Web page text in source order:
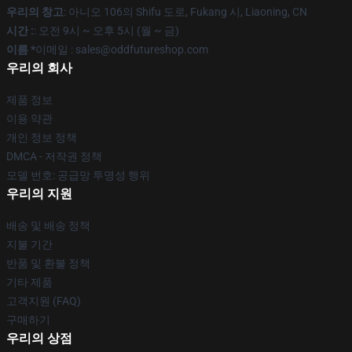
우리의 창고: 아니오 106의 Shifu 도로, Fukang 시, Liaoning, CN
시간 :: 오전 9시 ~ 오후 5시 (월 ~ 금)
이름 *이메일 : sales@oddfutureshop.com
우리의 회사
제품 정보
이용 약관
개인 정보 정책
DMCA - 저작권 정책
모델 번호: 공급망 투명성 행위
우리의 지원
배송 및 배송 정책
지불 기간
반품 및 환불 정책
기타 제품
고객지원 (FAQ)
구매하기
우리의 상점